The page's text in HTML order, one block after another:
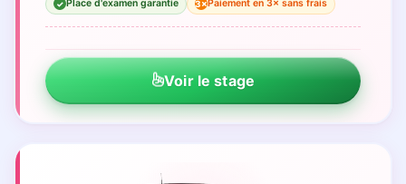
✓ Place d'examen garantie 3×Paiement en 3× sans frais
Voir le stage